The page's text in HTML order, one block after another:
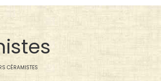
CÉRAMISTES